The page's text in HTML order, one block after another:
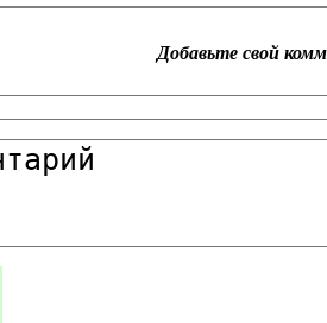
Добавьте свой